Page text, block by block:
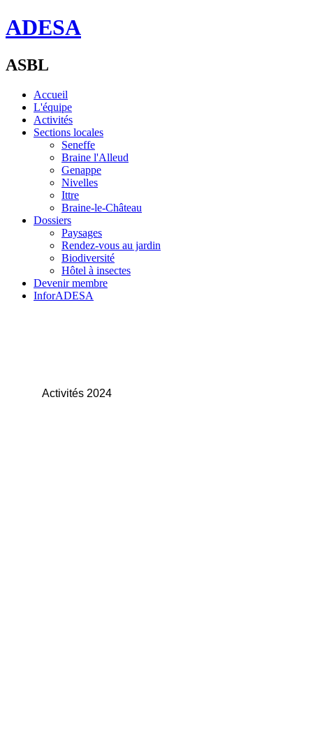
ADESA
ASBL
Accueil
L'équipe
Activités
Sections locales
Seneffe
Braine l'Alleud
Genappe
Nivelles
Ittre
Braine-le-Château
Dossiers
Paysages
Rendez-vous au jardin
Biodiversité
Hôtel à insectes
Devenir membre
InforADESA
Activités 2024